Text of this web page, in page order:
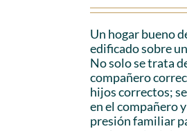
Un hogar bueno
edificado sobre
No solo se trata
compañero
hijos correctos;
en el compañero
presión familiar